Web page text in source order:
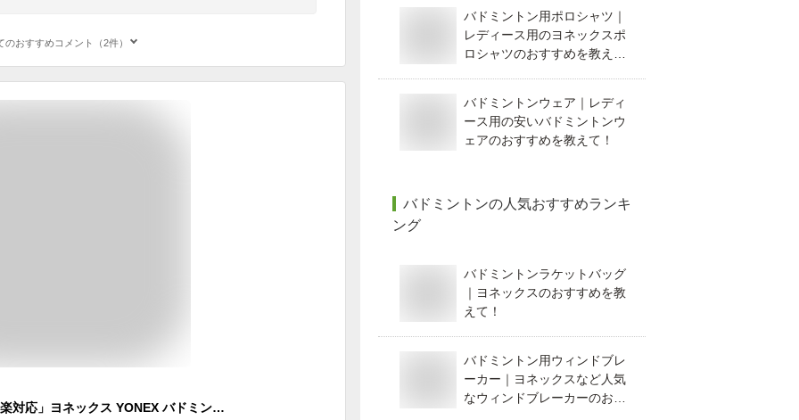
のおすすめコメント（2件）
【365日出荷】「あす楽対応」ヨネックス YONEX バドミントンウェア レディース ゲームシャツ 20497 2019SS 夏用 冷感『即日出荷』
バドミントン用ポロシャツ｜
レディース用のヨネックスポ
ロシャツのおすすめを教え
バドミントンウェア｜レディ
ース用の安いバドミントンウ
ェアのおすすめを教えて！
バドミントンの人気おすすめランキ
ング
バドミントンラケットバッグ
｜ヨネックスのおすすめを教
えて！
バドミントン用ウィンドブレ
ーカー｜ヨネックスなど人気
なウィンドブレーカーのおす